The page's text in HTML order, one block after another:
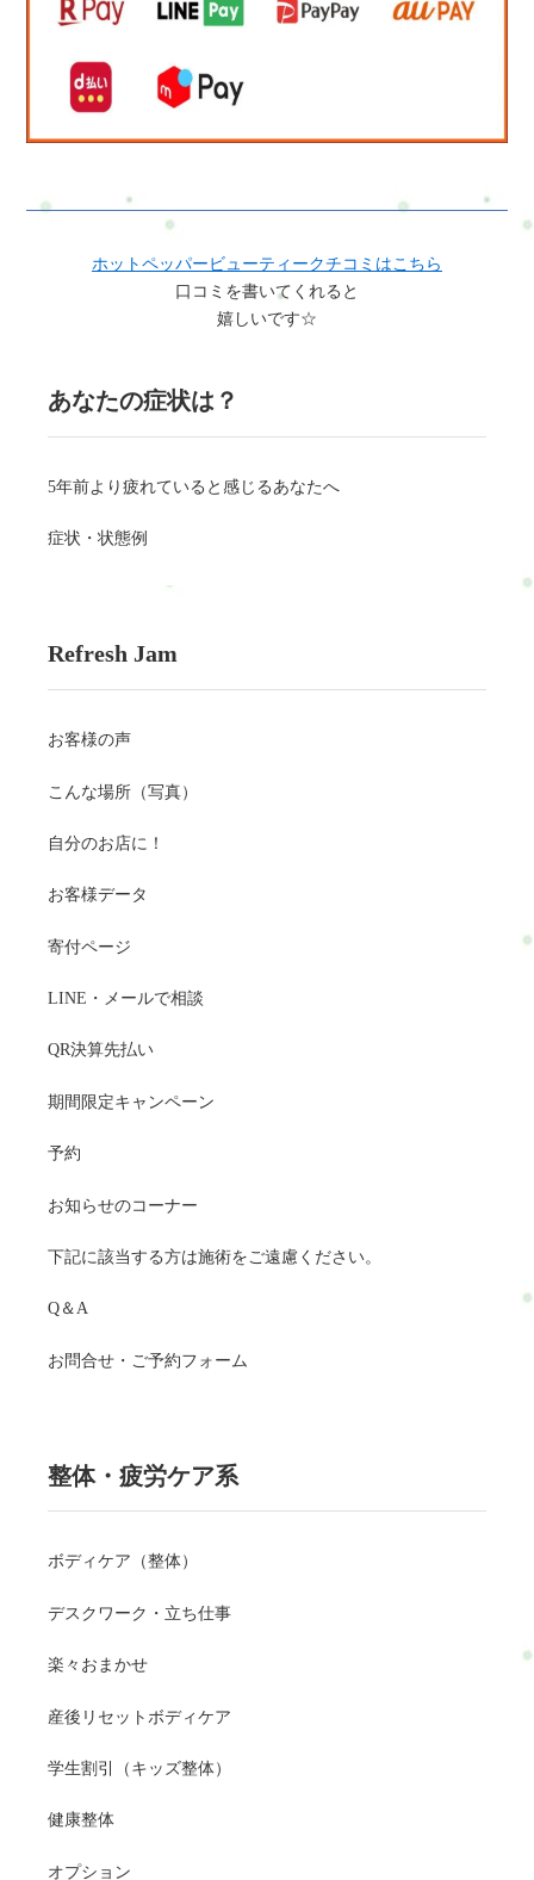
ホットペッパービューティークチコミはこちら
口コミを書いてくれると
嬉しいです☆
あなたの症状は？
5年前より疲れていると感じるあなたへ
症状・状態例
Refresh Jam
お客様の声
こんな場所（写真）
自分のお店に！
お客様データ
寄付ページ
LINE・メールで相談
QR決算先払い
期間限定キャンペーン
予約
お知らせのコーナー
下記に該当する方は施術をご遠慮ください。
Q＆A
お問合せ・ご予約フォーム
整体・疲労ケア系
ボディケア（整体）
デスクワーク・立ち仕事
楽々おまかせ
産後リセットボディケア
学生割引（キッズ整体）
健康整体
オプション